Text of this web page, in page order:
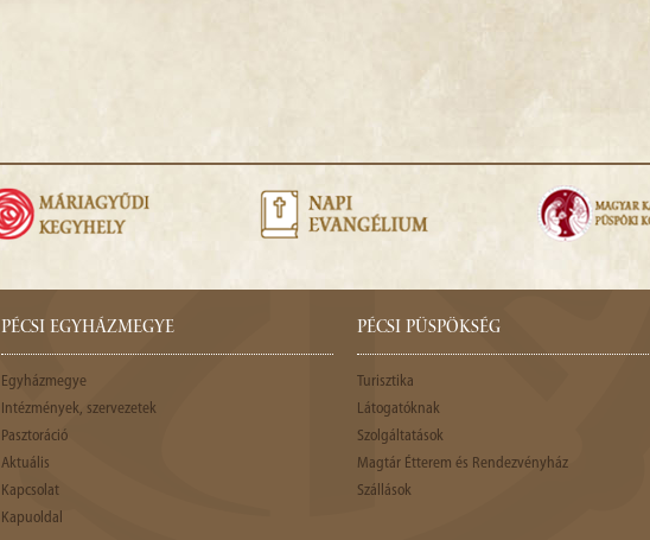
PÉCSI EGYHÁZMEGYE
Egyházmegye
Intézmények, szervezetek
Pasztoráció
Aktuális
Kapcsolat
Kapuoldal
PÉCSI PÜSPÖKSÉG
Turisztika
Látogatóknak
Szolgáltatások
Magtár Étterem és Rendezvényház
Szállások